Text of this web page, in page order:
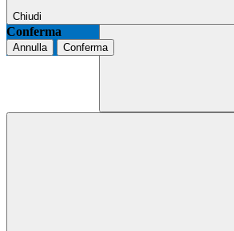
Chiudi
Conferma
Annulla Conferma